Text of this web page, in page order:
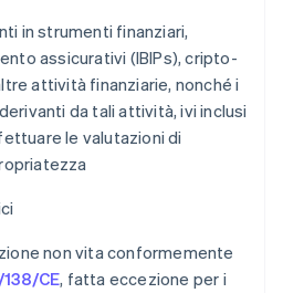
in strumenti finanziari,
assicurativi (IBIPs), cripto-
attività finanziarie, nonché i
da tali attività, ivi inclusi
le valutazioni di
non vita conformemente
CE, fatta eccezione per i